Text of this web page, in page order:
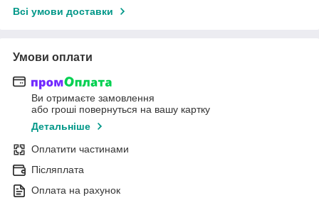
Всі умови доставки
Умови оплати
Ви отримаєте замовлення
або гроші повернуться на вашу картку
Детальніше
Оплатити частинами
Післяплата
Оплата на рахунок